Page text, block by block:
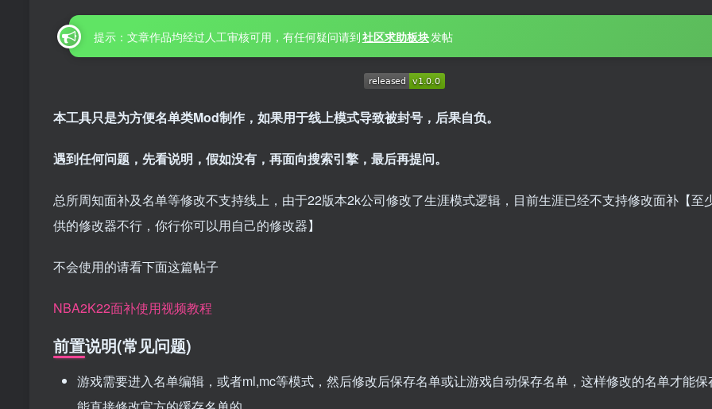
提示：文章作品均经过人工审核可用，有任何疑问请到社区求助板块发帖
本工具只是为方便名单类Mod制作，如果用于线上模式导致被封号，后果自负。
遇到任何问题，先看说明，假如没有，再面向搜索引擎，最后再提问。
总所周知面补及名单等修改不支持线上，由于22版本2k公司修改了生涯模式逻辑，目前生涯已经不支持修改面补【至
供的修改器不行，你行你可以用自己的修改器】
不会使用的请看下面这篇帖子
NBA2K22面补使用视频教程
前置说明(常见问题)
游戏需要进入名单编辑，或者ml,mc等模式，然后修改后保存名单或让游戏自动保存名单，这样修改的名单才能保